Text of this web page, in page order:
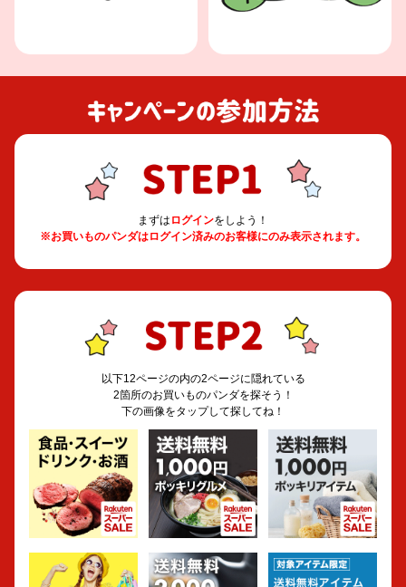
まずはログインをしよう！
※お買いものパンダはログイン済みのお客様にのみ表示されます。
以下12ページの内の2ページに隠れている
2箇所のお買いものパンダを探そう！
下の画像をタップして探してね！